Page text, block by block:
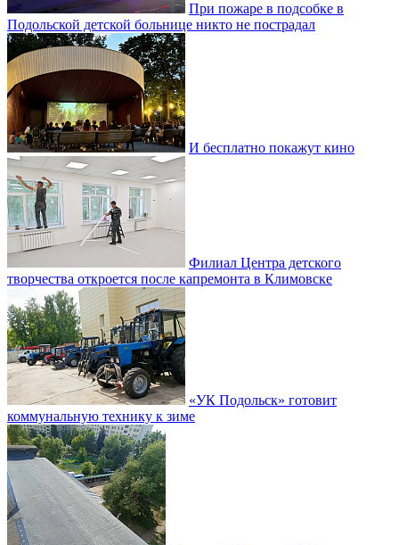
При пожаре в подсобке в
Подольской детской больнице никто не пострадал
И бесплатно покажут кино
Филиал Центра детского
творчества откроется после капремонта в Климовске
«УК Подольск» готовит
коммунальную технику к зиме